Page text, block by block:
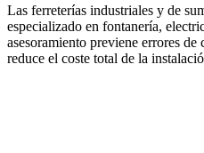
Las ferreterías industriales y de
especializado en fontanería,
asesoramiento previene errores
reduce el coste total de la